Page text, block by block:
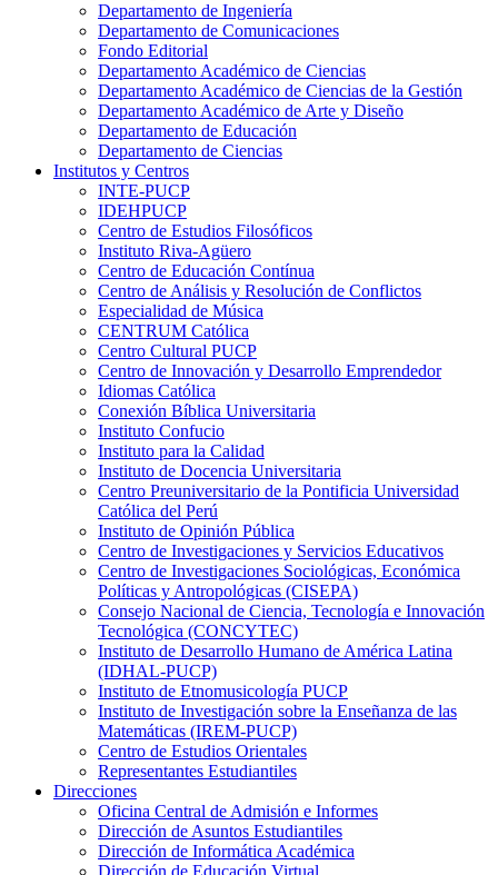
Departamento de Ingeniería
Departamento de Comunicaciones
Fondo Editorial
Departamento Académico de Ciencias
Departamento Académico de Ciencias de la Gestión
Departamento Académico de Arte y Diseño
Departamento de Educación
Departamento de Ciencias
Institutos y Centros
INTE-PUCP
IDEHPUCP
Centro de Estudios Filosóficos
Instituto Riva-Agüero
Centro de Educación Contínua
Centro de Análisis y Resolución de Conflictos
Especialidad de Música
CENTRUM Católica
Centro Cultural PUCP
Centro de Innovación y Desarrollo Emprendedor
Idiomas Católica
Conexión Bíblica Universitaria
Instituto Confucio
Instituto para la Calidad
Instituto de Docencia Universitaria
Centro Preuniversitario de la Pontificia Universidad
Católica del Perú
Instituto de Opinión Pública
Centro de Investigaciones y Servicios Educativos
Centro de Investigaciones Sociológicas, Económica
Políticas y Antropológicas (CISEPA)
Consejo Nacional de Ciencia, Tecnología e Innovación
Tecnológica (CONCYTEC)
Instituto de Desarrollo Humano de América Latina
(IDHAL-PUCP)
Instituto de Etnomusicología PUCP
Instituto de Investigación sobre la Enseñanza de las
Matemáticas (IREM-PUCP)
Centro de Estudios Orientales
Representantes Estudiantiles
Direcciones
Oficina Central de Admisión e Informes
Dirección de Asuntos Estudiantiles
Dirección de Informática Académica
Dirección de Educación Virtual